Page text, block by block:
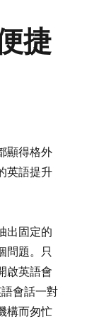
捷
顯得格外
英語提升
出固定的
問題。只
啟英語會
會話一對
構而匆忙